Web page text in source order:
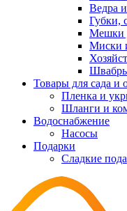
Ведра
Губки,
Мешки
Миски
Товары для сада и
Пленка и
Шланги и
Водоснабжение
Насосы
Подарки
Cладкие